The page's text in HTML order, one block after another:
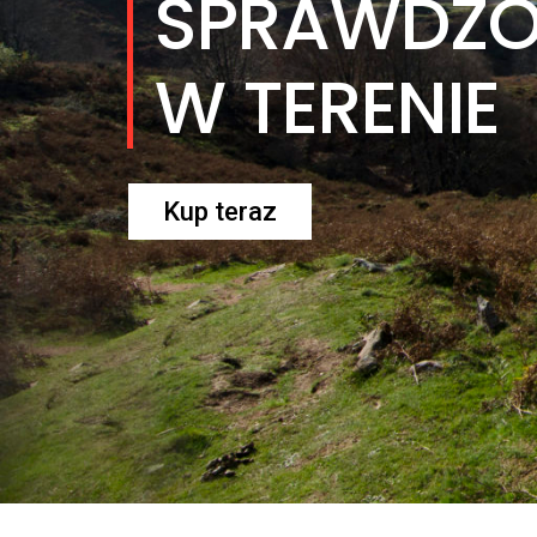
Kup teraz
W TERENIE